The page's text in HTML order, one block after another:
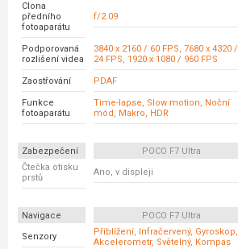
Clona
předního
fotoaparátu
f/2.09
Podporovaná
rozlišení videa
3840 x 2160 / 60 FPS, 7680 x 4320 /
24 FPS, 1920 x 1080 / 960 FPS
Zaostřování PDAF
Funkce
fotoaparátu
Time-lapse, Slow motion, Noční
mód, Makro, HDR
Zabezpečení POCO F7 Ultra
Čtečka otisku
prstů
Ano, v displeji
Navigace POCO F7 Ultra
Senzory
Přiblížení, Infračervený, Gyroskop,
Akcelerometr, Světelný, Kompas